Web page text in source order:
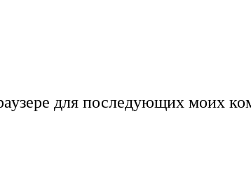
для последующих моих